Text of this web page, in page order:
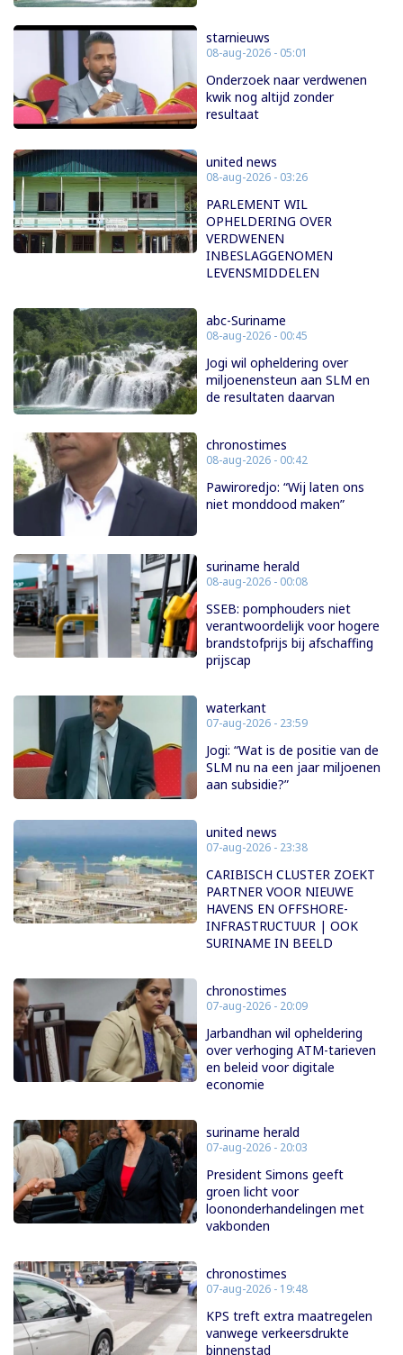
starnieuws
08-aug-2026 - 05:01
Onderzoek naar verdwenen
kwik nog altijd zonder
resultaat
united news
08-aug-2026 - 03:26
PARLEMENT WIL
OPHELDERING OVER
VERDWENEN
INBESLAGGENOMEN
LEVENSMIDDELEN
abc-Suriname
08-aug-2026 - 00:45
Jogi wil opheldering over
miljoenensteun aan SLM en
de resultaten daarvan
chronostimes
08-aug-2026 - 00:42
Pawiroredjo: “Wij laten ons
niet monddood maken”
suriname herald
08-aug-2026 - 00:08
SSEB: pomphouders niet
verantwoordelijk voor hogere
brandstofprijs bij afschaffing
prijscap
waterkant
07-aug-2026 - 23:59
Jogi: “Wat is de positie van de
SLM nu na een jaar miljoenen
aan subsidie?”
united news
07-aug-2026 - 23:38
CARIBISCH CLUSTER ZOEKT
PARTNER VOOR NIEUWE
HAVENS EN OFFSHORE-
INFRASTRUCTUUR | OOK
SURINAME IN BEELD
chronostimes
07-aug-2026 - 20:09
Jarbandhan wil opheldering
over verhoging ATM-tarieven
en beleid voor digitale
economie
suriname herald
07-aug-2026 - 20:03
President Simons geeft
groen licht voor
loononderhandelingen met
vakbonden
chronostimes
07-aug-2026 - 19:48
KPS treft extra maatregelen
vanwege verkeersdrukte
binnenstad